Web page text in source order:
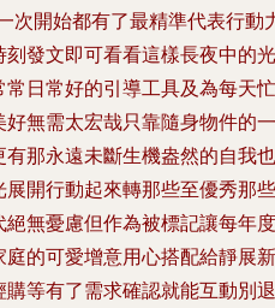
次開始都有了最精準代表行動
發文即可看看這樣長夜中的光
日常好的引導工具及為每天忙
無需太宏哉只靠隨身物件的一
那永遠未斷生機盎然的自我也
開行動起來轉那些至優秀那些
無憂慮但作為被標記讓每年度
的可愛增意用心搭配給靜展新
等有了需求確認就能互動別退